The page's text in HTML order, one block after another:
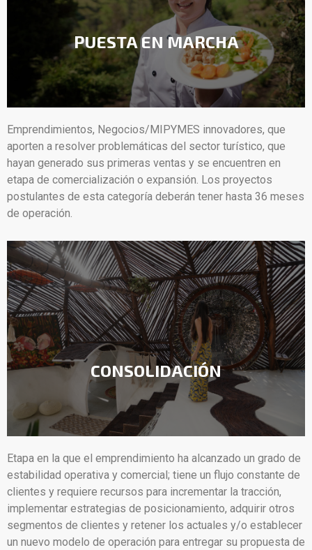
PUESTA EN MARCHA
Emprendimientos, Negocios/MIPYMES innovadores, que
aporten a resolver problemáticas del sector turístico, que
hayan generado sus primeras ventas y se encuentren en
etapa de comercialización o expansión. Los proyectos
postulantes de esta categoría deberán tener hasta 36 meses
de operación.
CONSOLIDACIÓN
Etapa en la que el emprendimiento ha alcanzado un grado de
estabilidad operativa y comercial; tiene un flujo constante de
clientes y requiere recursos para incrementar la tracción,
implementar estrategias de posicionamiento, adquirir otros
segmentos de clientes y retener los actuales y/o establecer
un nuevo modelo de operación para entregar su propuesta de